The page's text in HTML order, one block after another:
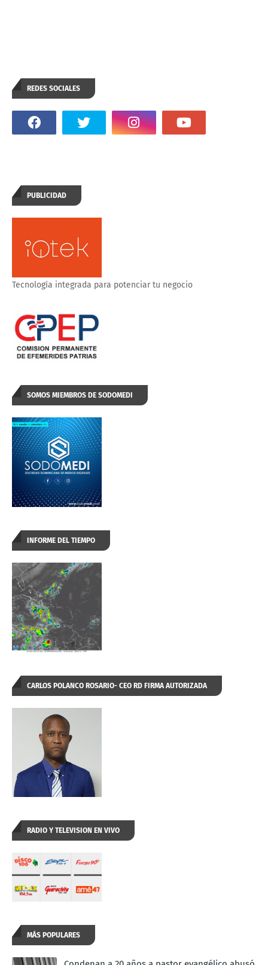
REDES SOCIALES
PUBLICIDAD
Tecnología integrada para potenciar tu negocio
SOMOS MIEMBROS DE SODOMEDI
INFORME DEL TIEMPO
CARLOS POLANCO ROSARIO- CEO RD FIRMA AUTORIZADA
RADIO Y TELEVISION EN VIVO
MÁS POPULARES